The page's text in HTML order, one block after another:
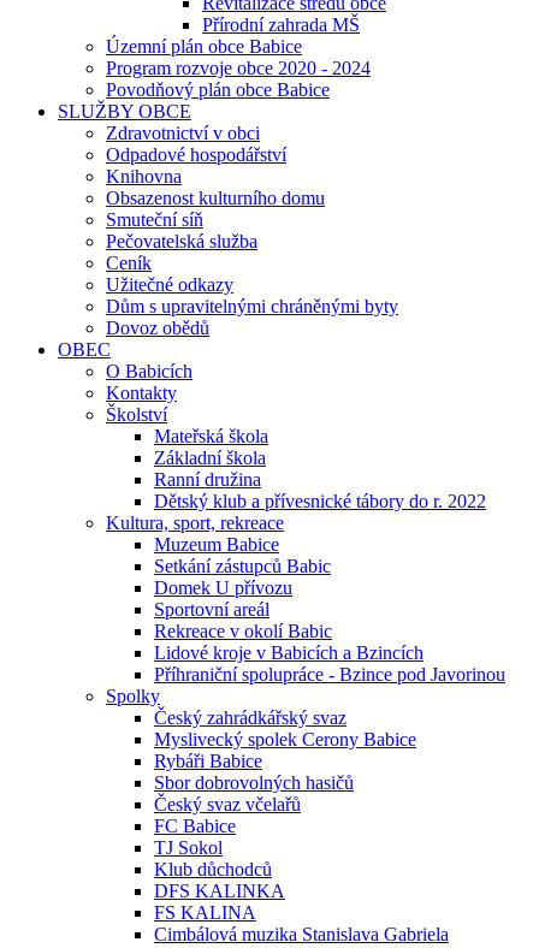
Přírodní zahrada MŠ
Územní plán obce Babice
Program rozvoje obce 2020 - 2024
Povodňový plán obce Babice
SLUŽBY OBCE
Zdravotnictví v obci
Odpadové hospodářství
Knihovna
Obsazenost kulturního domu
Smuteční síň
Pečovatelská služba
Ceník
Užitečné odkazy
Dům s upravitelnými chráněnými byty
Dovoz obědů
OBEC
O Babicích
Kontakty
Školství
Mateřská škola
Základní škola
Ranní družina
Dětský klub a přívesnické tábory do r. 2022
Kultura, sport, rekreace
Muzeum Babice
Setkání zástupců Babic
Domek U přívozu
Sportovní areál
Rekreace v okolí Babic
Lidové kroje v Babicích a Bzincích
Příhraniční spolupráce - Bzince pod Javorinou
Spolky
Český zahrádkářský svaz
Myslivecký spolek Cerony Babice
Rybáři Babice
Sbor dobrovolných hasičů
Český svaz včelařů
FC Babice
TJ Sokol
Klub důchodců
DFS KALINKA
FS KALINA
Cimbálová muzika Stanislava Gabriela